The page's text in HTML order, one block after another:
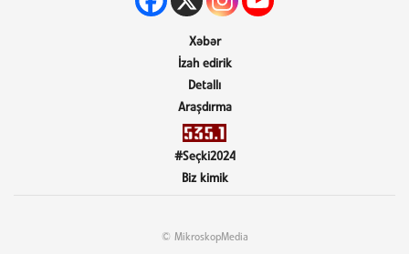
Xəbər
İzah edirik
Detallı
Araşdırma
#Seçki2024
Biz kimik
© MikroskopMedia